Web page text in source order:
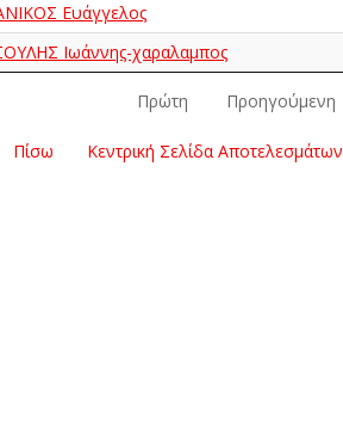
Ευάγγελος
Ιωάννης-χαραλαμπος
Πρώτη Προηγούμενη
Πίσω Κεντρική Σελίδα Αποτελεσμάτων